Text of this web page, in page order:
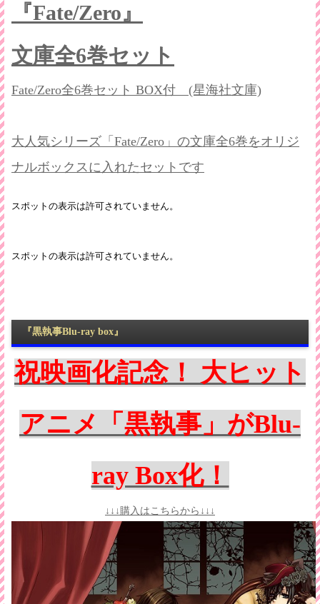
『Fate/Zero』
文庫全6巻セット
Fate/Zero全6巻セット BOX付 (星海社文庫)
大人気シリーズ「Fate/Zero」の文庫全6巻をオリジ
ナルボックスに入れたセットです
『黒執事Blu-ray box』
祝映画化記念！ 大ヒット
アニメ「黒執事」がBlu-
ray Box化！
↓↓↓購入はこちらから↓↓↓